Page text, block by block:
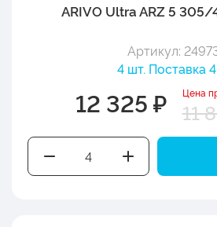
ARIVO Ultra ARZ 5 305/
Артикул:
4 шт. Поставка
12 325 ₽ Цена
11